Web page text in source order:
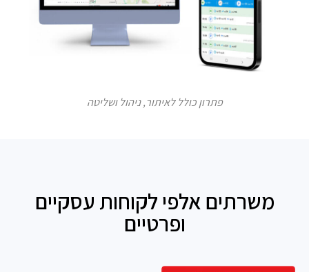
פתרון כולל לאיתור, ניהול ושליטה
משרתים אלפי לקוחות עסקיים
ופרטיים